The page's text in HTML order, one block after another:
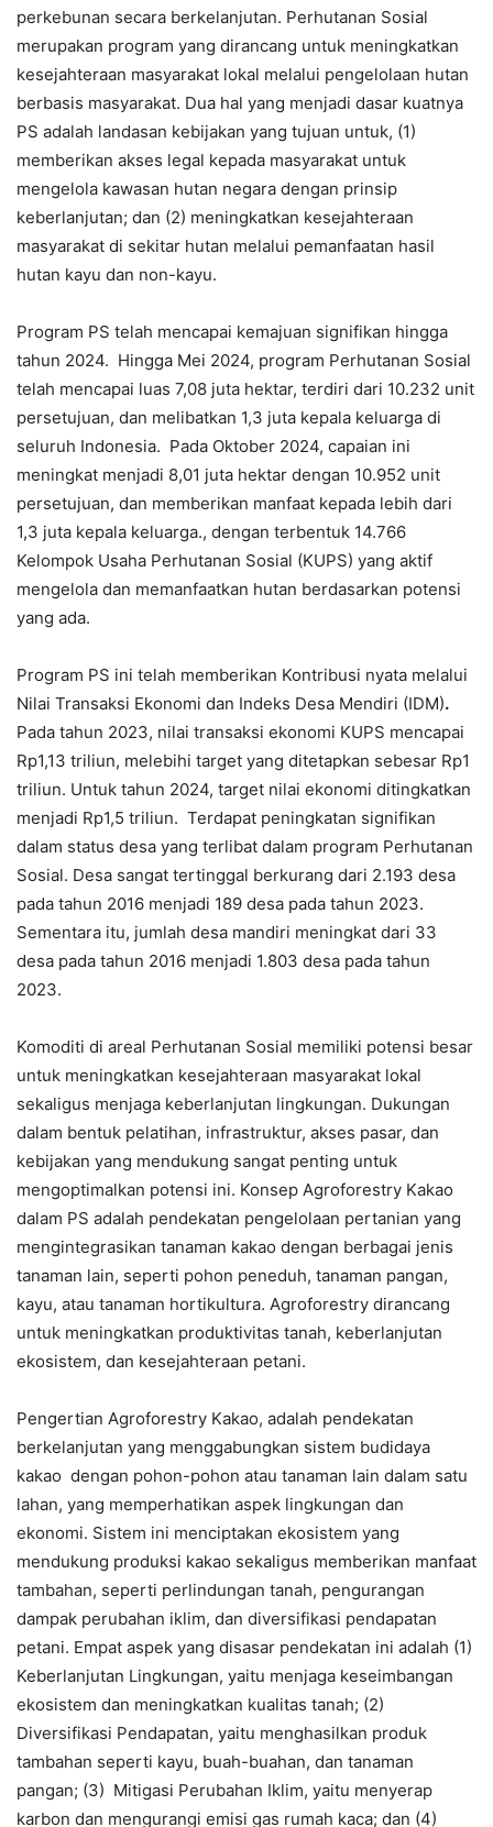
perkebunan secara berkelanjutan. Perhutanan Sosial
merupakan program yang dirancang untuk meningkatkan
kesejahteraan masyarakat lokal melalui pengelolaan hutan
berbasis masyarakat. Dua hal yang menjadi dasar kuatnya
PS adalah landasan kebijakan yang tujuan untuk, (1)
memberikan akses legal kepada masyarakat untuk
mengelola kawasan hutan negara dengan prinsip
keberlanjutan; dan (2) meningkatkan kesejahteraan
masyarakat di sekitar hutan melalui pemanfaatan hasil
hutan kayu dan non-kayu.
Program PS telah mencapai kemajuan signifikan hingga
tahun 2024. Hingga Mei 2024, program Perhutanan Sosial
telah mencapai luas 7,08 juta hektar, terdiri dari 10.232 unit
persetujuan, dan melibatkan 1,3 juta kepala keluarga di
seluruh Indonesia. Pada Oktober 2024, capaian ini
meningkat menjadi 8,01 juta hektar dengan 10.952 unit
persetujuan, dan memberikan manfaat kepada lebih dari
1,3 juta kepala keluarga., dengan terbentuk 14.766
Kelompok Usaha Perhutanan Sosial (KUPS) yang aktif
mengelola dan memanfaatkan hutan berdasarkan potensi
yang ada.
Program PS ini telah memberikan Kontribusi nyata melalui
Nilai Transaksi Ekonomi dan Indeks Desa Mendiri (IDM).
Pada tahun 2023, nilai transaksi ekonomi KUPS mencapai
Rp1,13 triliun, melebihi target yang ditetapkan sebesar Rp1
triliun. Untuk tahun 2024, target nilai ekonomi ditingkatkan
menjadi Rp1,5 triliun. Terdapat peningkatan signifikan
dalam status desa yang terlibat dalam program Perhutanan
Sosial. Desa sangat tertinggal berkurang dari 2.193 desa
pada tahun 2016 menjadi 189 desa pada tahun 2023.
Sementara itu, jumlah desa mandiri meningkat dari 33
desa pada tahun 2016 menjadi 1.803 desa pada tahun
2023.
Komoditi di areal Perhutanan Sosial memiliki potensi besar
untuk meningkatkan kesejahteraan masyarakat lokal
sekaligus menjaga keberlanjutan lingkungan. Dukungan
dalam bentuk pelatihan, infrastruktur, akses pasar, dan
kebijakan yang mendukung sangat penting untuk
mengoptimalkan potensi ini. Konsep Agroforestry Kakao
dalam PS adalah pendekatan pengelolaan pertanian yang
mengintegrasikan tanaman kakao dengan berbagai jenis
tanaman lain, seperti pohon peneduh, tanaman pangan,
kayu, atau tanaman hortikultura. Agroforestry dirancang
untuk meningkatkan produktivitas tanah, keberlanjutan
ekosistem, dan kesejahteraan petani.
Pengertian Agroforestry Kakao, adalah pendekatan
berkelanjutan yang menggabungkan sistem budidaya
kakao dengan pohon-pohon atau tanaman lain dalam satu
lahan, yang memperhatikan aspek lingkungan dan
ekonomi. Sistem ini menciptakan ekosistem yang
mendukung produksi kakao sekaligus memberikan manfaat
tambahan, seperti perlindungan tanah, pengurangan
dampak perubahan iklim, dan diversifikasi pendapatan
petani. Empat aspek yang disasar pendekatan ini adalah (1)
Keberlanjutan Lingkungan, yaitu menjaga keseimbangan
ekosistem dan meningkatkan kualitas tanah; (2)
Diversifikasi Pendapatan, yaitu menghasilkan produk
tambahan seperti kayu, buah-buahan, dan tanaman
pangan; (3) Mitigasi Perubahan Iklim, yaitu menyerap
karbon dan mengurangi emisi gas rumah kaca; dan (4)